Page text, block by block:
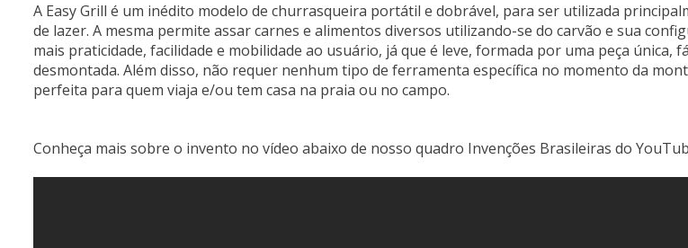
A Easy Grill é um inédito modelo de churrasqueira portátil e dobrável, para ser utilizada
de lazer. A mesma permite assar carnes e alimentos diversos utilizando-se do carvão e sua
mais praticidade, facilidade e mobilidade ao usuário, já que é leve, formada por uma peça única,
desmontada. Além disso, não requer nenhum tipo de ferramenta específica no momento da
perfeita para quem viaja e/ou tem casa na praia ou no campo.
Conheça mais sobre o invento no vídeo abaixo de nosso quadro Invenções Brasileiras do